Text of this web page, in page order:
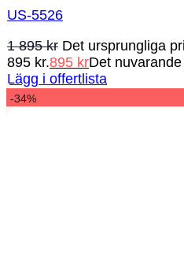
US-5526
1 895kr Det ursprungliga
895 kr.895 krDet
Lägg i offertlista
-34%